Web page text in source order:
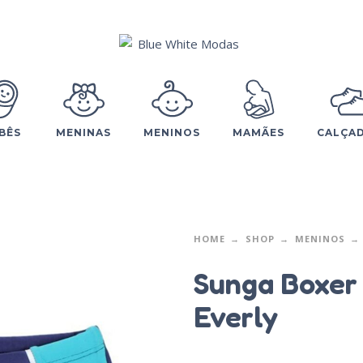
MENINAS MENINOS MAMÃES
HOME SHOP MENINOS
Sunga
Everly